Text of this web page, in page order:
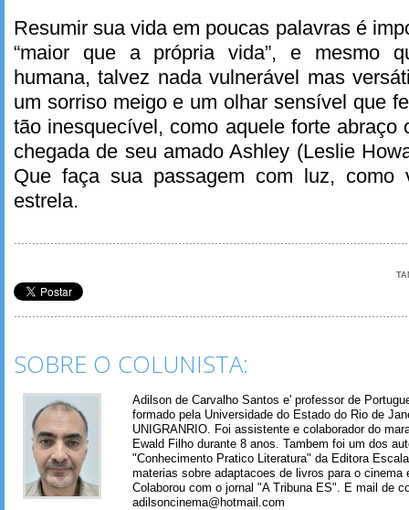
Resumir sua vida em poucas palavras é
“maior que a própria vida”, e mesmo
humana, talvez nada vulnerável mas
um sorriso meigo e um olhar sensível que
tão inesquecível, como aquele forte abraço
chegada de seu amado Ashley (Leslie
Que faça sua passagem com luz,
estrela.
SOBRE O COLUNISTA:
Adilson de Carvalho Santos e' professor de
formado pela Universidade do Estado do Rio de
UNIGRANRIO. Foi assistente e colaborador do
Ewald Filho durante 8 anos. Tambem foi um dos
"Conhecimento Pratico Literatura" da Editora
materias sobre adaptacoes de livros para o cinema
Colaborou com o jornal "A Tribuna ES". E mail de
adilsoncinema@hotmail.com